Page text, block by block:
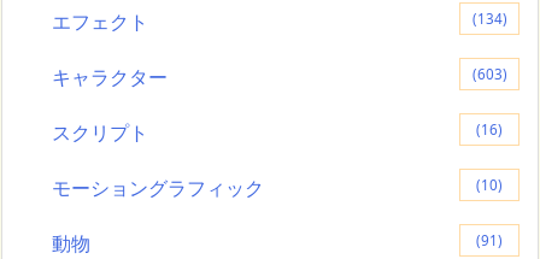
エフェクト (134)
キャラクター (603)
スクリプト (16)
モーショングラフィック (10)
動物 (91)